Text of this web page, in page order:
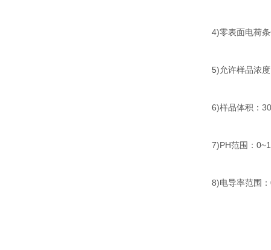
4)零表面电荷
5)允许样品浓
6)样品体积：
7)PH范围：
8)电导率范围